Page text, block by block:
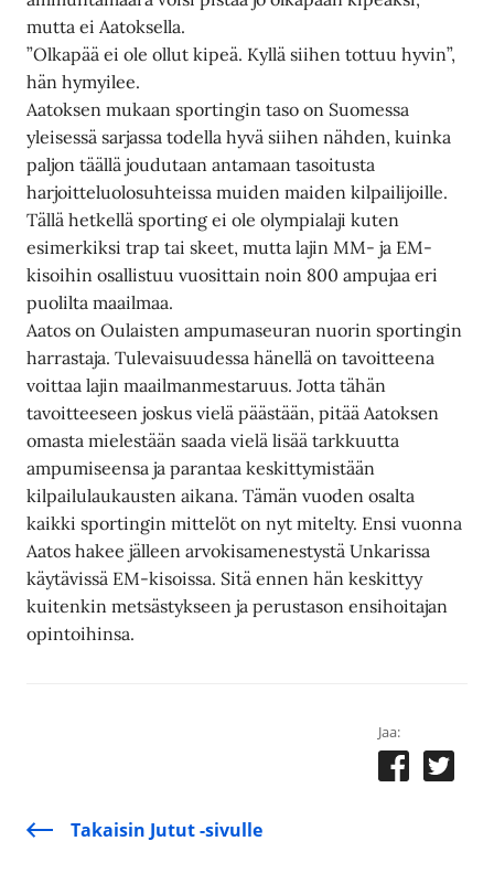
mutta ei Aatoksella.
”Olkapää ei ole ollut kipeä. Kyllä siihen tottuu hyvin”,
hän hymyilee.
Aatoksen mukaan sportingin taso on Suomessa
yleisessä sarjassa todella hyvä siihen nähden, kuinka
paljon täällä joudutaan antamaan tasoitusta
harjoitteluolosuhteissa muiden maiden kilpailijoille.
Tällä hetkellä sporting ei ole olympialaji kuten
esimerkiksi trap tai skeet, mutta lajin MM- ja EM-
kisoihin osallistuu vuosittain noin 800 ampujaa eri
puolilta maailmaa.
Aatos on Oulaisten ampumaseuran nuorin sportingin
harrastaja. Tulevaisuudessa hänellä on tavoitteena
voittaa lajin maailmanmestaruus. Jotta tähän
tavoitteeseen joskus vielä päästään, pitää Aatoksen
omasta mielestään saada vielä lisää tarkkuutta
ampumiseensa ja parantaa keskittymistään
kilpailulaukausten aikana. Tämän vuoden osalta
kaikki sportingin mittelöt on nyt mitelty. Ensi vuonna
Aatos hakee jälleen arvokisamenestystä Unkarissa
käytävissä EM-kisoissa. Sitä ennen hän keskittyy
kuitenkin metsästykseen ja perustason ensihoitajan
opintoihinsa.
Jaa:
Takaisin Jutut -sivulle